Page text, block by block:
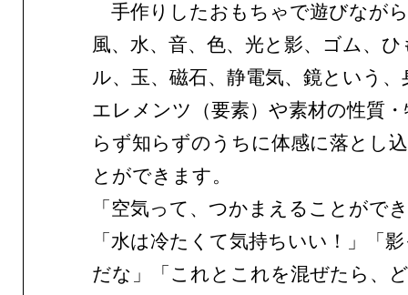
手作りしたおもちゃで遊びなが
風、水、音、色、光と影、ゴム、
ル、玉、磁石、静電気、鏡という
エレメンツ（要素）や素材の性質
らず知らずのうちに体感に落とし
とができます。
「空気って、つかまえることがで
「水は冷たくて気持ちいい！」「
だな」「これとこれを混ぜたら、